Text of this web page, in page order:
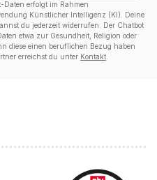
Daten erfolgt im Rahmen
Künstlicher Intelligenz (KI). Deine
du jederzeit widerrufen. Der Chatbot
etwa zur Gesundheit, Religion oder
diese einen beruflichen Bezug haben
erreichst du unter Kontakt